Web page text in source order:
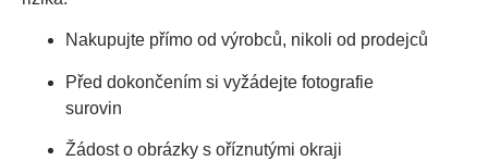
Nakupujte přímo od výrobců, nikoli od prodejců
Před dokončením si vyžádejte fotografie
surovin
Žádost o obrázky s oříznutými okraji